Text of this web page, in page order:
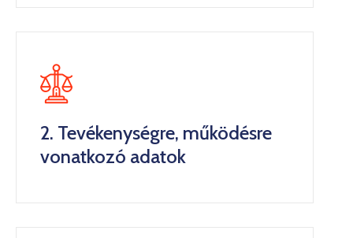
2. Tevékenységre, működésre
vonatkozó adatok